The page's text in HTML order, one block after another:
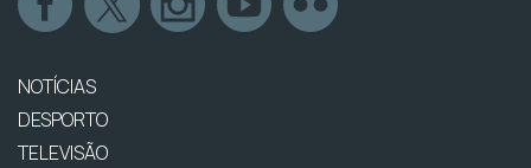
NOTÍCIAS
DESPORTO
TELEVISÃO